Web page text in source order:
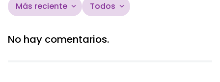
Más reciente Todos
No hay comentarios.